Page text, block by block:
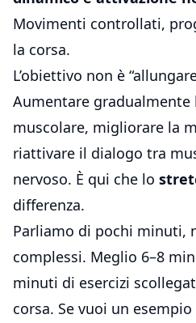
Movimenti controllati,
la corsa.
L’obiettivo non è
Aumentare gradualmente
muscolare, migliorare la
riattivare il dialogo tra
nervoso. È qui che lo
differenza.
Parliamo di pochi minuti,
complessi. Meglio 6–8
minuti di esercizi
corsa. Se vuoi un